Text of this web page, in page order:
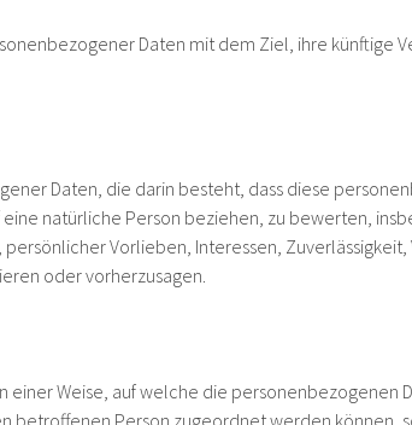
Daten mit dem Ziel, ihre künftige
Daten, die darin besteht, dass diese
natürliche Person beziehen, zu bewerten,
Vorlieben, Interessen,
oder vorherzusagen.
Weise, auf welche die personenbezogenen
betroffenen Person zugeordnet werden können,